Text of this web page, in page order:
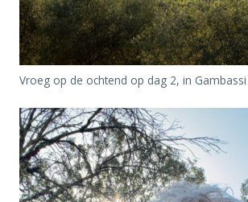
Vroeg op de ochtend op dag 2, in